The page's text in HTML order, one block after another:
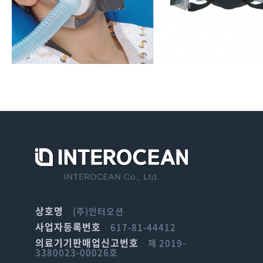
상호명 (주)인터오션
사업자등록번호 617-81-44412
의료기기판매업신고번호 제 2019-
3380023-00026호